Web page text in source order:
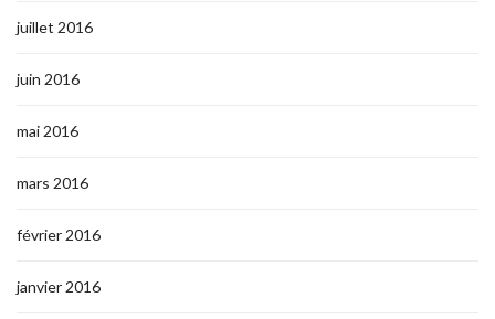
juillet 2016
juin 2016
mai 2016
mars 2016
février 2016
janvier 2016